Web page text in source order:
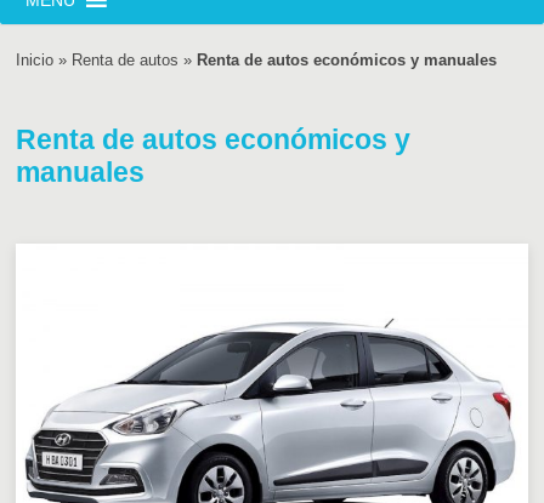
Inicio » Renta de autos » Renta de autos económicos y manuales
Renta de autos económicos y
manuales